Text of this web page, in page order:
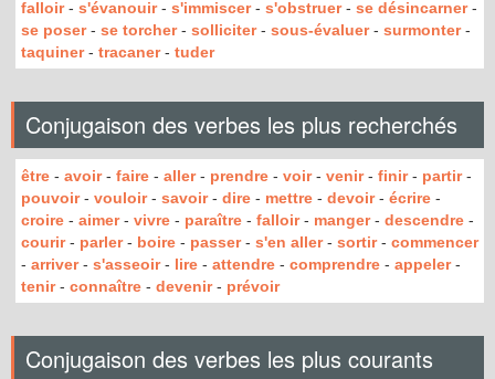
falloir- s'évanouir- s'immiscer- s'obstruer- se désincarner-
se poser- se torcher- solliciter- sous-évaluer- surmonter-
taquiner- tracaner- tuder
Conjugaison des verbes les plus recherchés
être - avoir- faire - aller- prendre - voir- venir- finir- partir-
pouvoir- vouloir- savoir- dire - mettre - devoir- écrire -
croire - aimer- vivre - paraître - falloir- manger- descendre -
courir- parler- boire - passer- s'en aller- sortir- commencer
- arriver- s'asseoir- lire - attendre - comprendre - appeler-
tenir- connaître - devenir- prévoir
Conjugaison des verbes les plus courants